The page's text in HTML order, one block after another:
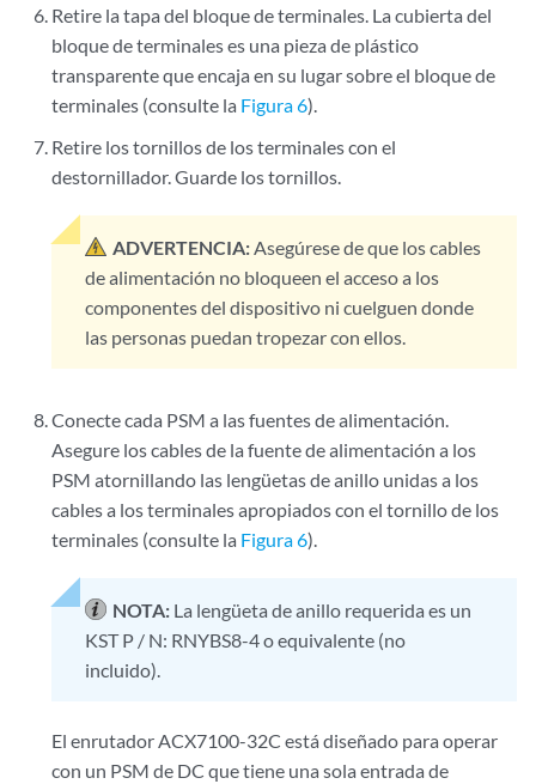
Retire la tapa del bloque de terminales. La cubierta del
bloque de terminales es una pieza de plástico
transparente que encaja en su lugar sobre el bloque de
terminales (consulte la Figura 6).
Retire los tornillos de los terminales con el
destornillador. Guarde los tornillos.
ADVERTENCIA:Asegúrese de que los cables
de alimentación no bloqueen el acceso a los
componentes del dispositivo ni cuelguen donde
las personas puedan tropezar con ellos.
Conecte cada PSM a las fuentes de alimentación.
Asegure los cables de la fuente de alimentación a los
PSM atornillando las lengüetas de anillo unidas a los
cables a los terminales apropiados con el tornillo de los
terminales (consulte la Figura 6).
NOTA: La lengüeta de anillo requerida es un
KST P / N: RNYBS8-4 o equivalente (no
incluido).
El enrutador ACX7100-32C está diseñado para operar
con un PSM de DC que tiene una sola entrada de